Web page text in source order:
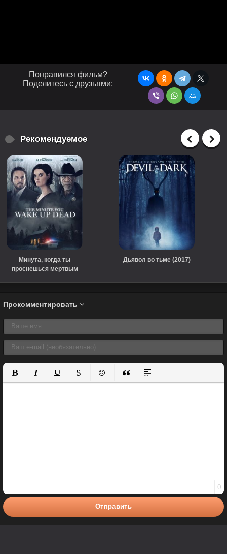
Понравился фильм?
Поделитесь с друзьями:
Рекомендуемое
Минута, когда ты
проснешься мертвым
Дьявол во тьме (2017)
Прокомментировать
Полужирный
КурсивПодчеркнутый
ЗачеркнутыйВставить смайлик
Вставка цитаты
Вставка спойлера
0
Отправить